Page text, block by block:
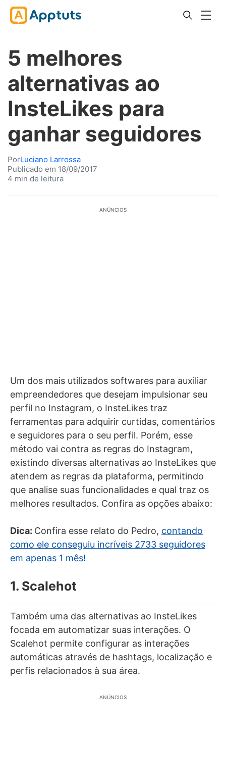
5 melhores
alternativas ao
InsteLikes para
ganhar seguidores
PorLuciano Larrossa
Publicado em 18/09/2017
4 min de leitura
ANÚNCIOS
Um dos mais utilizados softwares para auxiliar
empreendedores que desejam impulsionar seu
perfil no Instagram, o InsteLikes traz
ferramentas para adquirir curtidas, comentários
e seguidores para o seu perfil. Porém, esse
método vai contra as regras do Instagram,
existindo diversas alternativas ao InsteLikes que
atendem as regras da plataforma, permitindo
que analise suas funcionalidades e qual traz os
melhores resultados. Confira as opções abaixo:
Dica: Confira esse relato do Pedro, contando
como ele conseguiu incríveis 2733 seguidores
em apenas 1 mês!
1. Scalehot
Também uma das alternativas ao InsteLikes
focada em automatizar suas interações. O
Scalehot permite configurar as interações
automáticas através de hashtags, localização e
perfis relacionados à sua área.
ANÚNCIOS